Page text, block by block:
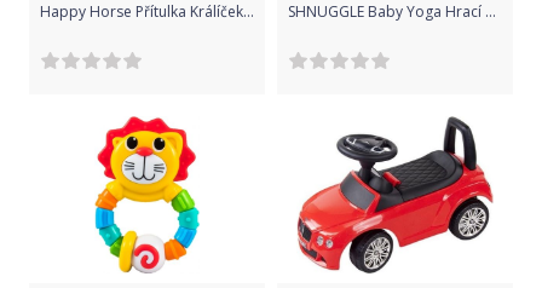
Happy Horse Přítulka Králíček Richie modrá SHNUGGLE Baby Yoga Hrací podložka Blue